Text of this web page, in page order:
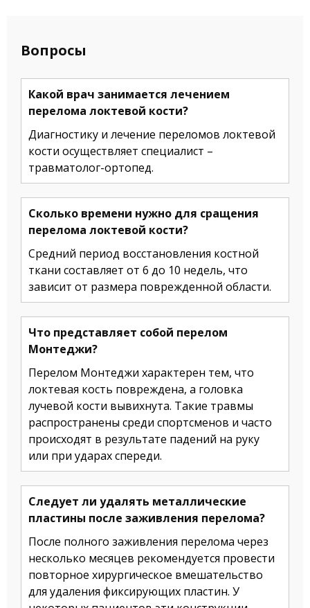
Вопросы
Какой врач занимается лечением
перелома локтевой кости?
Диагностику и лечение переломов локтевой
кости осуществляет специалист –
травматолог-ортопед.
Сколько времени нужно для сращения
перелома локтевой кости?
Средний период восстановления костной
ткани составляет от 6 до 10 недель, что
зависит от размера поврежденной области.
Что представляет собой перелом
Монтеджи?
Перелом Монтеджи характерен тем, что
локтевая кость повреждена, а головка
лучевой кости вывихнута. Такие травмы
распространены среди спортсменов и часто
происходят в результате падений на руку
или при ударах спереди.
Следует ли удалять металлические
пластины после заживления перелома?
После полного заживления перелома через
несколько месяцев рекомендуется провести
повторное хирургическое вмешательство
для удаления фиксирующих пластин. У